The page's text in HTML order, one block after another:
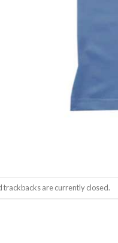
trackbacks are currently closed.